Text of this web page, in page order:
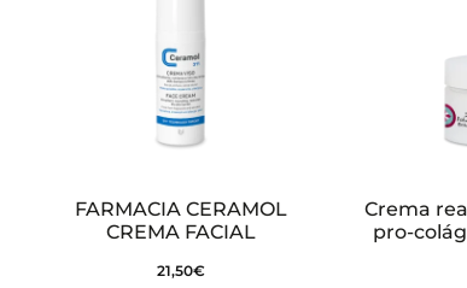
FARMACIA CERAMOL
CREMA FACIAL
21,50€
Crema
pro-